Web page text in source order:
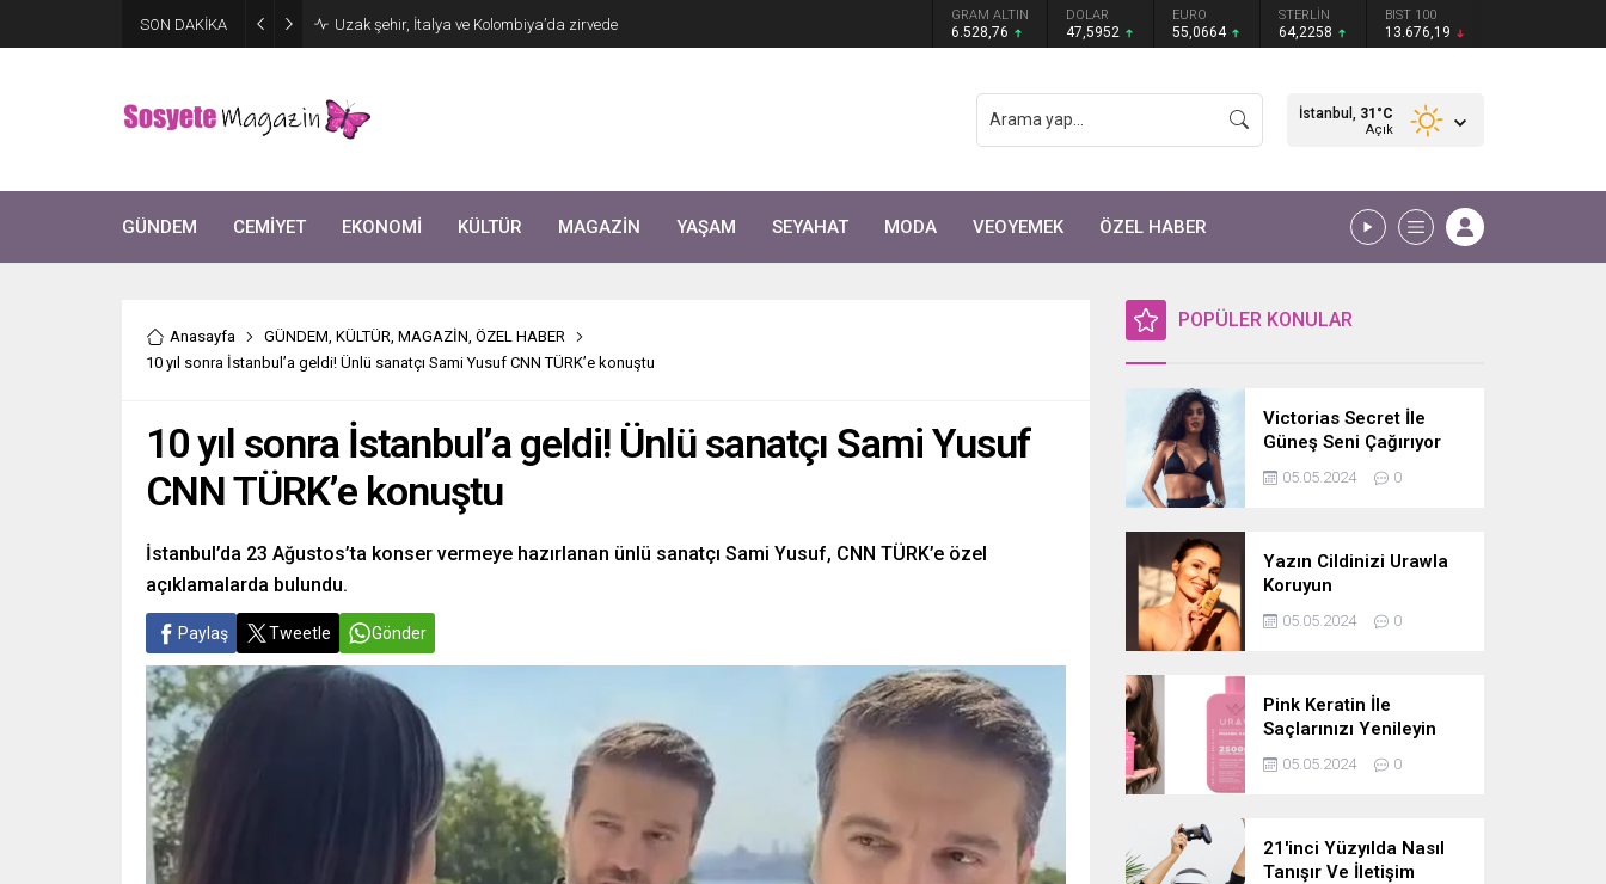
SON DAKİKA
Aşkları sette başladı! Serra Arıtürk’ten sevgilisi Aytaç Şaşmaz’a romantik
kutlama
GRAM ALTIN
6.528,76
DOLAR
47,5952
EURO
55,0664
STERLİN
64,2258
BIST 100
13.676,19
İstanbul, 31 °C
Açık
GÜNDEM CEMİYET EKONOMİ KÜLTÜR MAGAZİN YAŞAM SEYAHAT MODA VEOYEMEK ÖZEL HABER
Anasayfa GÜNDEM, KÜLTÜR, MAGAZİN, ÖZEL HABER
10 yıl sonra İstanbul’a geldi! Ünlü sanatçı Sami Yusuf CNN TÜRK’e konuştu
10 yıl sonra İstanbul’a geldi! Ünlü sanatçı Sami Yusuf
CNN TÜRK’e konuştu
İstanbul’da 23 Ağustos’ta konser vermeye hazırlanan ünlü sanatçı Sami Yusuf, CNN TÜRK’e özel
açıklamalarda bulundu.
Paylaş Tweetle Gönder
POPÜLER KONULAR
Victorias Secret İle
Güneş Seni Çağırıyor
05.05.2024 0
Yazın Cildinizi Urawla
Koruyun
05.05.2024 0
Pink Keratin İle
Saçlarınızı Yenileyin
05.05.2024 0
21'inci Yüzyılda Nasıl
Tanışır Ve İletişim